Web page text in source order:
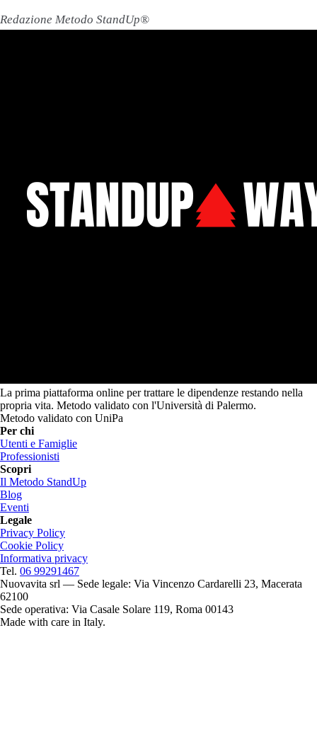
Redazione Metodo StandUp®
La prima piattaforma online per trattare le dipendenze restando nella
propria vita. Metodo validato con l'Università di Palermo.
Metodo validato con UniPa
Per chi
Utenti e Famiglie
Professionisti
Scopri
Il Metodo StandUp
Blog
Eventi
Legale
Privacy Policy
Cookie Policy
Informativa privacy
Tel. 06 99291467
Nuovavita srl — Sede legale: Via Vincenzo Cardarelli 23, Macerata
62100
Sede operativa: Via Casale Solare 119, Roma 00143
Made with care in Italy.